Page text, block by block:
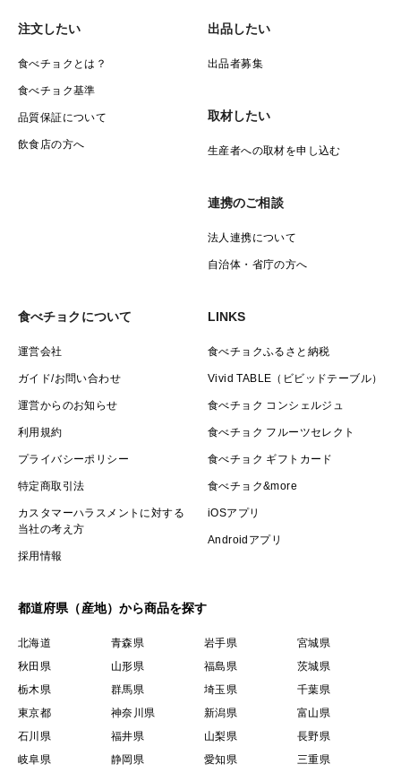
注文したい
食べチョクとは？
食べチョク基準
品質保証について
飲食店の方へ
出品したい
出品者募集
取材したい
生産者への取材を申し込む
連携のご相談
法人連携について
自治体・省庁の方へ
食べチョクについて
運営会社
ガイド/お問い合わせ
運営からのお知らせ
利用規約
プライバシーポリシー
特定商取引法
カスタマーハラスメントに対する
当社の考え方
採用情報
LINKS
食べチョクふるさと納税
Vivid TABLE（ビビッドテーブル）
食べチョク コンシェルジュ
食べチョク フルーツセレクト
食べチョク ギフトカード
食べチョク&more
iOSアプリ
Androidアプリ
都道府県（産地）から商品を探す
北海道 青森県 岩手県
宮城県
秋田県
山形県 福島県
茨城県
栃木県
群馬県 埼玉県
千葉県
東京都
神奈川県 新潟県
富山県
石川県
福井県 山梨県
長野県
岐阜県
静岡県 愛知県 三重県